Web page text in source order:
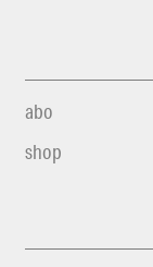
abo
shop